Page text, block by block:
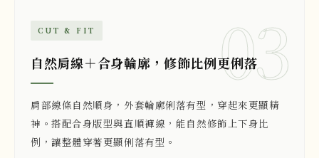
03
CUT & FIT
自然肩線＋合身輪廓，修飾比例更俐落
肩部線條自然順身，外套輪廓俐落有型，穿起來更顯精
神。搭配合身版型與直順褲線，能自然修飾上下身比
例，讓整體穿著更顯俐落有型。